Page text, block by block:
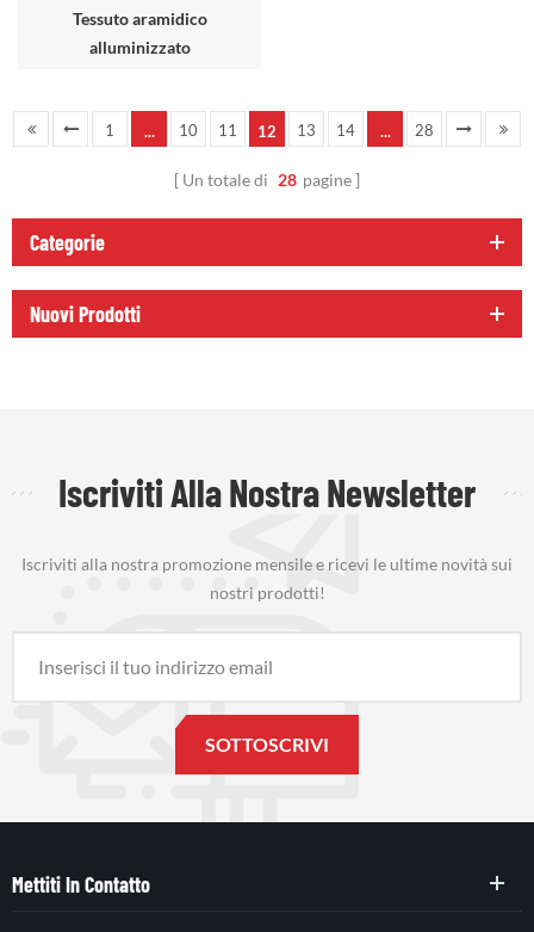
Tessuto aramidico
alluminizzato
1 ... 10 11 12 13 14 ... 28
Un totale di 28 pagine
Categorie
Nuovi Prodotti
Iscriviti Alla Nostra Newsletter
Iscriviti alla nostra promozione mensile e ricevi le ultime novità sui
nostri prodotti!
Mettiti In Contatto